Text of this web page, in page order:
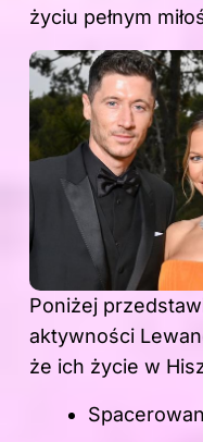
życiu pełnym
Poniżej
aktywności
że ich życie w